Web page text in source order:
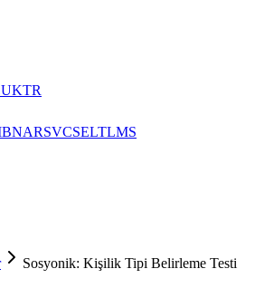
UKTR
BNARSVCSELTLMS
Sosyonik: Kişilik Tipi Belirleme Testi